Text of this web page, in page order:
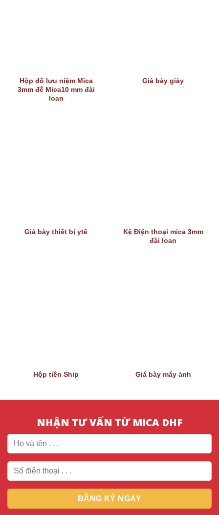
Hộp đồ lưu niệm Mica
3mm đế Mica10 mm đài
loan
Giá bày giày
Giá bày thiết bị ytế
Kệ Điện thoại mica 3mm
đài loan
Hộp tiền Ship Giá bày máy ảnh
NHẬN TƯ VẤN TỪ MICA DHF